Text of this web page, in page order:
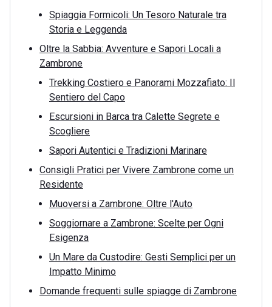
Spiaggia Formicoli: Un Tesoro Naturale tra
Storia e Leggenda
Oltre la Sabbia: Avventure e Sapori Locali a
Zambrone
Trekking Costiero e Panorami Mozzafiato: Il
Sentiero del Capo
Escursioni in Barca tra Calette Segrete e
Scogliere
Sapori Autentici e Tradizioni Marinare
Consigli Pratici per Vivere Zambrone come un
Residente
Muoversi a Zambrone: Oltre l'Auto
Soggiornare a Zambrone: Scelte per Ogni
Esigenza
Un Mare da Custodire: Gesti Semplici per un
Impatto Minimo
Domande frequenti sulle spiagge di Zambrone